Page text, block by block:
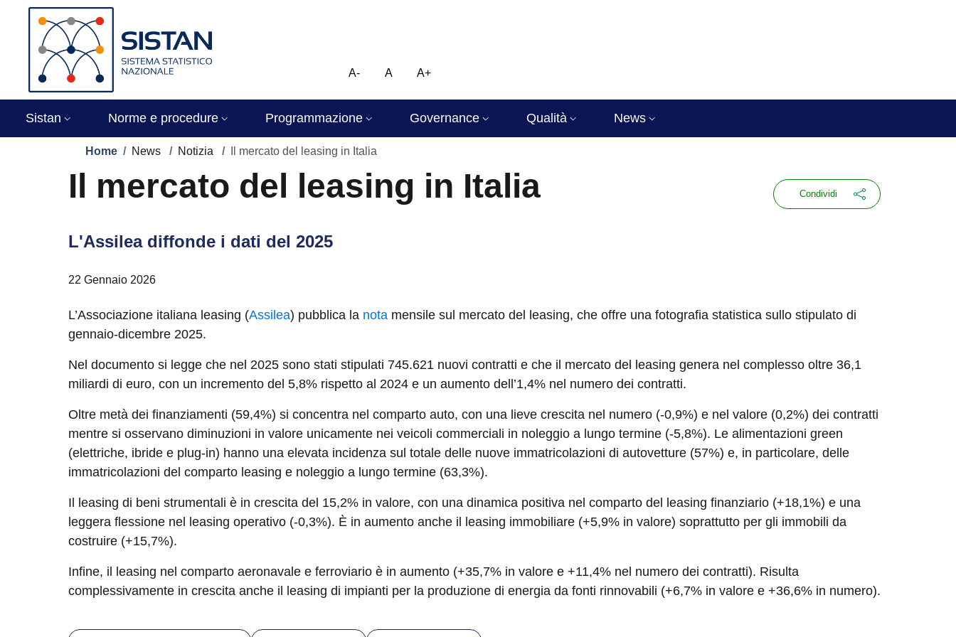
al contenuto principale
to footer content
Immagine
A- A A+
Sistan Norme e procedure Programmazione Governance Qualità News
Briciole di pane
Home / News / Notizia / Il mercato del leasing in Italia
Il mercato del leasing in Italia Condividi
L'Assilea diffonde i dati del 2025
22 Gennaio 2026
L’Associazione italiana leasing (Assilea) pubblica la nota mensile sul mercato del leasing, che offre una fotografia statistica sullo stipulato di
gennaio-dicembre 2025.
Nel documento si legge che nel 2025 sono stati stipulati 745.621 nuovi contratti e che il mercato del leasing genera nel complesso oltre 36,1
miliardi di euro, con un incremento del 5,8% rispetto al 2024 e un aumento dell’1,4% nel numero dei contratti.
Oltre metà dei finanziamenti (59,4%) si concentra nel comparto auto, con una lieve crescita nel numero (-0,9%) e nel valore (0,2%) dei contratti
mentre si osservano diminuzioni in valore unicamente nei veicoli commerciali in noleggio a lungo termine (-5,8%). Le alimentazioni green
(elettriche, ibride e plug-in) hanno una elevata incidenza sul totale delle nuove immatricolazioni di autovetture (57%) e, in particolare, delle
immatricolazioni del comparto leasing e noleggio a lungo termine (63,3%).
Il leasing di beni strumentali è in crescita del 15,2% in valore, con una dinamica positiva nel comparto del leasing finanziario (+18,1%) e una
leggera flessione nel leasing operativo (-0,3%). È in aumento anche il leasing immobiliare (+5,9% in valore) soprattutto per gli immobili da
costruire (+15,7%).
Infine, il leasing nel comparto aeronavale e ferroviario è in aumento (+35,7% in valore e +11,4% nel numero dei contratti). Risulta
complessivamente in crescita anche il leasing di impianti per la produzione di energia da fonti rinnovabili (+6,7% in valore e +36,6% in numero).